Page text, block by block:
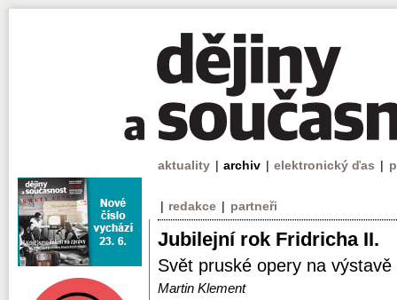
aktuality | archiv | elektronický ďas |
| redakce | partneři
Jubilejní rok Fridricha II.
Svět pruské opery na
Martin Klement